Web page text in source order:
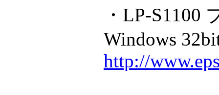
・LP-S1100
Windows
http://